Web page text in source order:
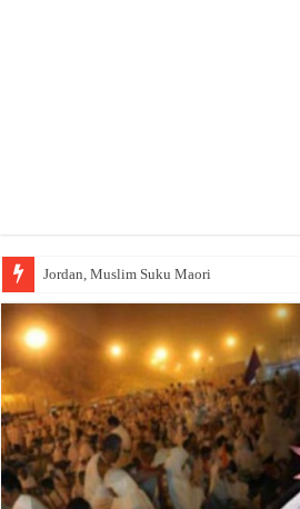
Jordan, Muslim Suku Maori